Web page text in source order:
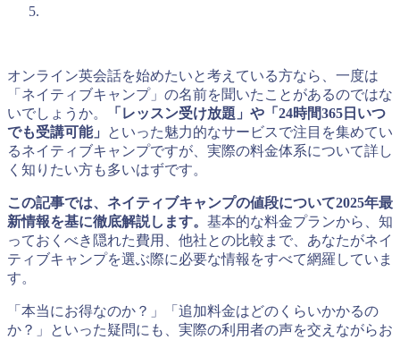
オンライン英会話を始めたいと考えている方なら、一度は
「ネイティブキャンプ」の名前を聞いたことがあるのではな
いでしょうか。
「レッスン受け放題」や「24時間365日いつ
でも受講可能」
といった魅力的なサービスで注目を集めてい
るネイティブキャンプですが、実際の料金体系について詳し
く知りたい方も多いはずです。
この記事では、ネイティブキャンプの値段について2025年最
新情報を基に徹底解説します。 基本的な料金プランから、知
っておくべき隠れた費用、他社との比較まで、あなたがネイ
ティブキャンプを選ぶ際に必要な情報をすべて網羅していま
す。
「本当にお得なのか？」「追加料金はどのくらいかかるの
か？」といった疑問にも、実際の利用者の声を交えながらお